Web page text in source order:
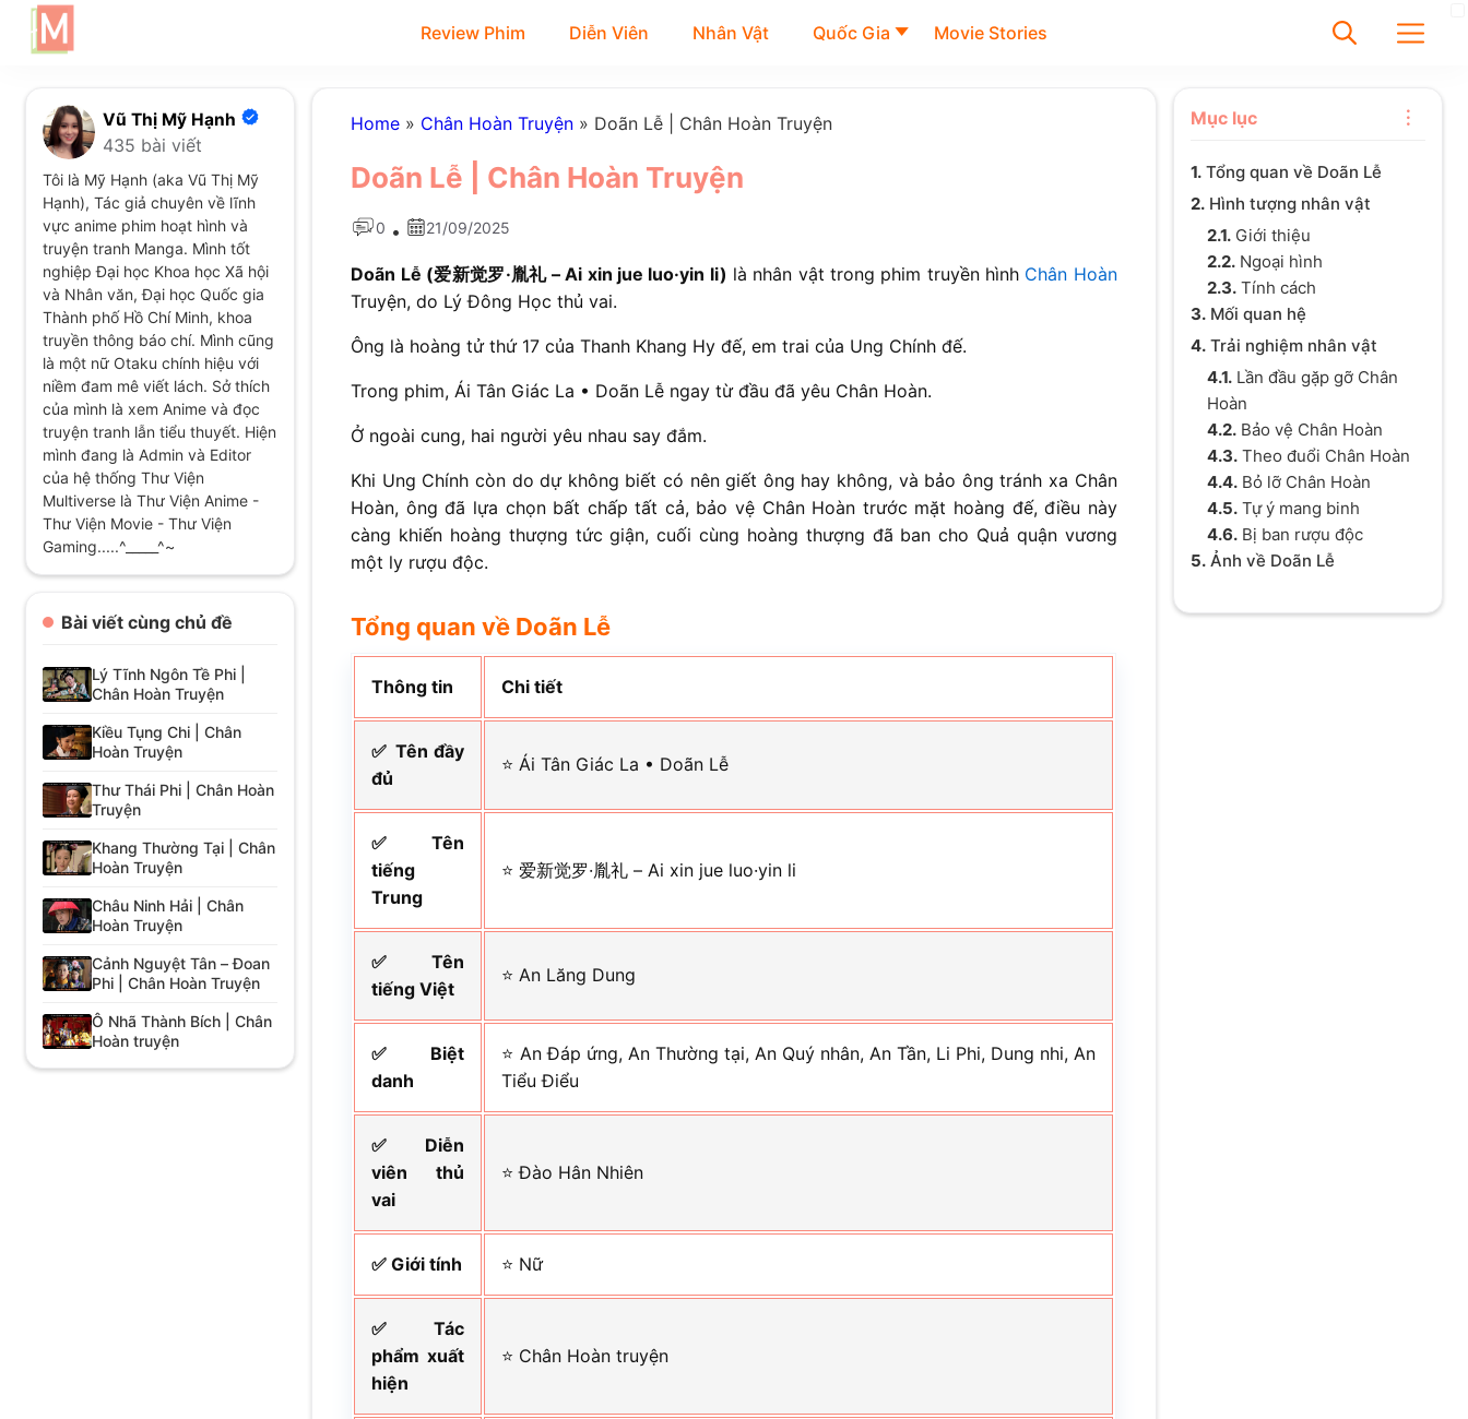
Review Phim Diễn Viên Nhân Vật Quốc Gia Movie Stories
Chưa có bài viết được tìm
thấy
Vũ Thị Mỹ Hạnh
435 bài viết
Tôi là Mỹ Hạnh (aka Vũ Thị Mỹ
Hạnh), Tác giả chuyên về lĩnh
vực anime phim hoạt hình và
truyện tranh Manga. Mình tốt
nghiệp Đại học Khoa học Xã hội
và Nhân văn, Đại học Quốc gia
Thành phố Hồ Chí Minh, khoa
truyền thông báo chí. Mình cũng
là một nữ Otaku chính hiệu với
niềm đam mê viết lách. Sở thích
của mình là xem Anime và đọc
truyện tranh lẫn tiểu thuyết. Hiện
mình đang là Admin và Editor
của hệ thống Thư Viện
Multiverse là Thư Viện Anime -
Thư Viện Movie - Thư Viện
Gaming.....^_____^~
Bài viết cùng chủ đề
Lý Tĩnh Ngôn Tề Phi |
Chân Hoàn Truyện
Kiều Tụng Chi | Chân
Hoàn Truyện
Thư Thái Phi | Chân Hoàn
Truyện
Khang Thường Tại | Chân
Hoàn Truyện
Châu Ninh Hải | Chân
Hoàn Truyện
Cảnh Nguyệt Tân – Đoan
Phi | Chân Hoàn Truyện
Ô Nhã Thành Bích | Chân
Hoàn truyện
Home » Chân Hoàn Truyện » Doãn Lễ | Chân Hoàn Truyện
Doãn Lễ | Chân Hoàn Truyện
0 • 21/09/2025
Doãn Lễ (爱新觉罗·胤礼 – Ai xin jue luo·yin li) là nhân vật trong phim truyền hình Chân Hoàn
Truyện, do Lý Đông Học thủ vai.
Ông là hoàng tử thứ 17 của Thanh Khang Hy đế, em trai của Ung Chính đế.
Trong phim, Ái Tân Giác La • Doãn Lễ ngay từ đầu đã yêu Chân Hoàn.
Ở ngoài cung, hai người yêu nhau say đắm.
Khi Ung Chính còn do dự không biết có nên giết ông hay không, và bảo ông tránh xa Chân
Hoàn, ông đã lựa chọn bất chấp tất cả, bảo vệ Chân Hoàn trước mặt hoàng đế, điều này
càng khiến hoàng thượng tức giận, cuối cùng hoàng thượng đã ban cho Quả quận vương
một ly rượu độc.
Tổng quan về Doãn Lễ
Thông tin Chi tiết
✅ Tên đầy
đủ
⭐ Ái Tân Giác La • Doãn Lễ
✅ Tên
tiếng
Trung
⭐ 爱新觉罗·胤礼 – Ai xin jue luo·yin li
✅ Tên
tiếng Việt
⭐ An Lăng Dung
✅ Biệt
danh
⭐ An Đáp ứng, An Thường tại, An Quý nhân, An Tần, Li Phi, Dung nhi, An
Tiểu Điểu
✅ Diễn
viên thủ
vai
⭐ Đào Hân Nhiên
✅ Giới tính ⭐ Nữ
✅ Tác
phẩm xuất
hiện
⭐ Chân Hoàn truyện
Mục lục
1.Tổng quan về Doãn Lễ
2.Hình tượng nhân vật
2.1.Giới thiệu
2.2.Ngoại hình
2.3.Tính cách
3.Mối quan hệ
4.Trải nghiệm nhân vật
4.1.Lần đầu gặp gỡ Chân
Hoàn
4.2.Bảo vệ Chân Hoàn
4.3.Theo đuổi Chân Hoàn
4.4.Bỏ lỡ Chân Hoàn
4.5.Tự ý mang binh
4.6.Bị ban rượu độc
5.Ảnh về Doãn Lễ